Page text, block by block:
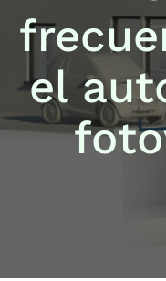
el